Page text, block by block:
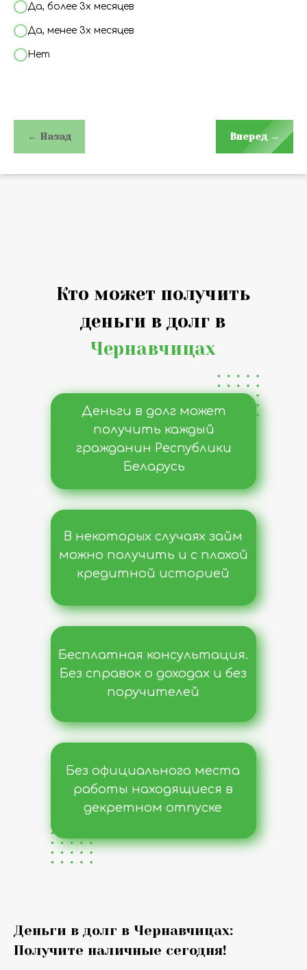
Да, более 3х месяцев
Да, менее 3х месяцев
Нет
← Назад Вперед →
Кто может получить
деньги в долг в
Чернавчицах
Деньги в долг может
получить каждый
гражданин Республики
Беларусь
Без официального места
работы находящиеся в
декретном отпуске
В некоторых случаях займ
можно получить и с плохой
кредитной историей
Бесплатная консультация.
Без справок о доходах и без
поручителей
Деньги в долг в Чернавчицах:
Получите наличные сегодня!